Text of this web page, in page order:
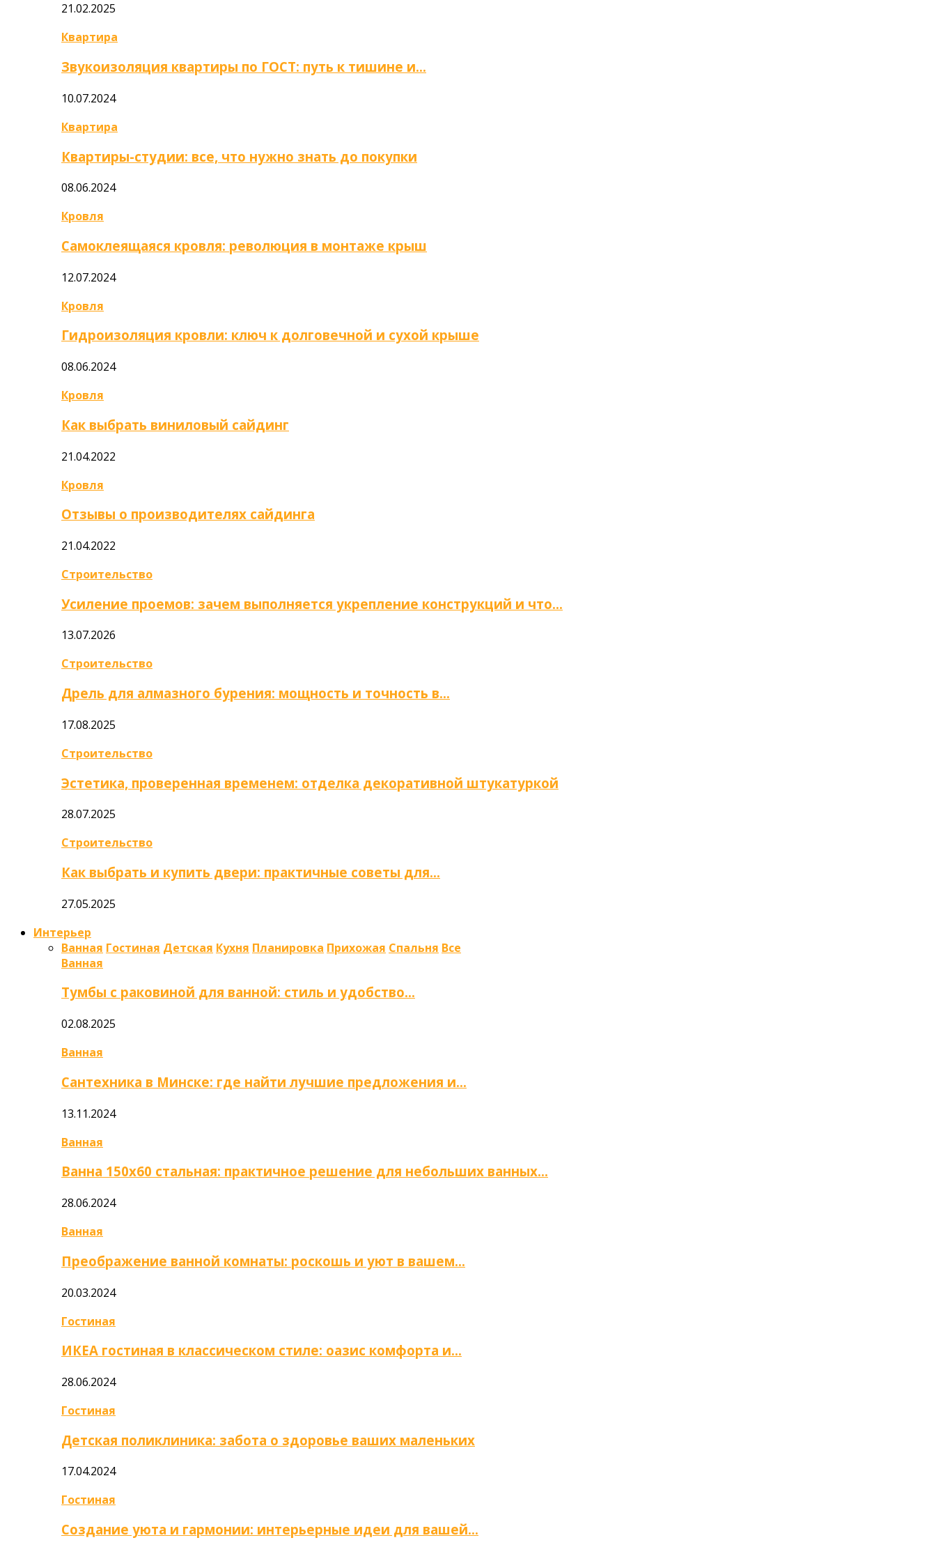
21.02.2025
Квартира
Звукоизоляция квартиры по ГОСТ: путь к тишине и…
10.07.2024
Квартира
Квартиры-студии: все, что нужно знать до покупки
08.06.2024
Кровля
Самоклеящаяся кровля: революция в монтаже крыш
12.07.2024
Кровля
Гидроизоляция кровли: ключ к долговечной и сухой крыше
08.06.2024
Кровля
Как выбрать виниловый сайдинг
21.04.2022
Кровля
Отзывы о производителях сайдинга
21.04.2022
Строительство
Усиление проемов: зачем выполняется укрепление конструкций и что…
13.07.2026
Строительство
Дрель для алмазного бурения: мощность и точность в…
17.08.2025
Строительство
Эстетика, проверенная временем: отделка декоративной штукатуркой
28.07.2025
Строительство
Как выбрать и купить двери: практичные советы для…
27.05.2025
Интерьер
Ванная Гостиная Детская Кухня Планировка Прихожая Спальня Все
Ванная
Тумбы с раковиной для ванной: стиль и удобство…
02.08.2025
Ванная
Сантехника в Минске: где найти лучшие предложения и…
13.11.2024
Ванная
Ванна 150х60 стальная: практичное решение для небольших ванных…
28.06.2024
Ванная
Преображение ванной комнаты: роскошь и уют в вашем…
20.03.2024
Гостиная
ИКЕА гостиная в классическом стиле: оазис комфорта и…
28.06.2024
Гостиная
Детская поликлиника: забота о здоровье ваших маленьких
17.04.2024
Гостиная
Создание уюта и гармонии: интерьерные идеи для вашей…